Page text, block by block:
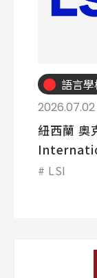
語言
2026.07.02
紐西蘭
LSI